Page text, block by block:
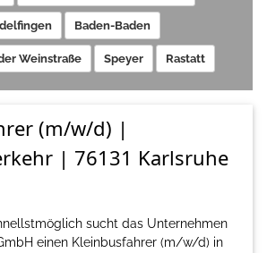
Baden-Baden
Weinstraße Speyer Rastatt
(m/w/d) |
| 76131 Karlsruhe
sucht das Unternehmen
einen Kleinbusfahrer (m/w/d) in